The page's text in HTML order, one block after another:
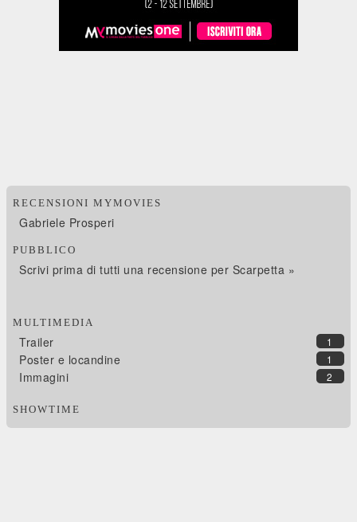
RECENSIONI MYMOVIES
Gabriele Prosperi
PUBBLICO
Scrivi prima di tutti una recensione per Scarpetta »
MULTIMEDIA
1
Trailer
1
Poster e locandine
2
Immagini
SHOWTIME